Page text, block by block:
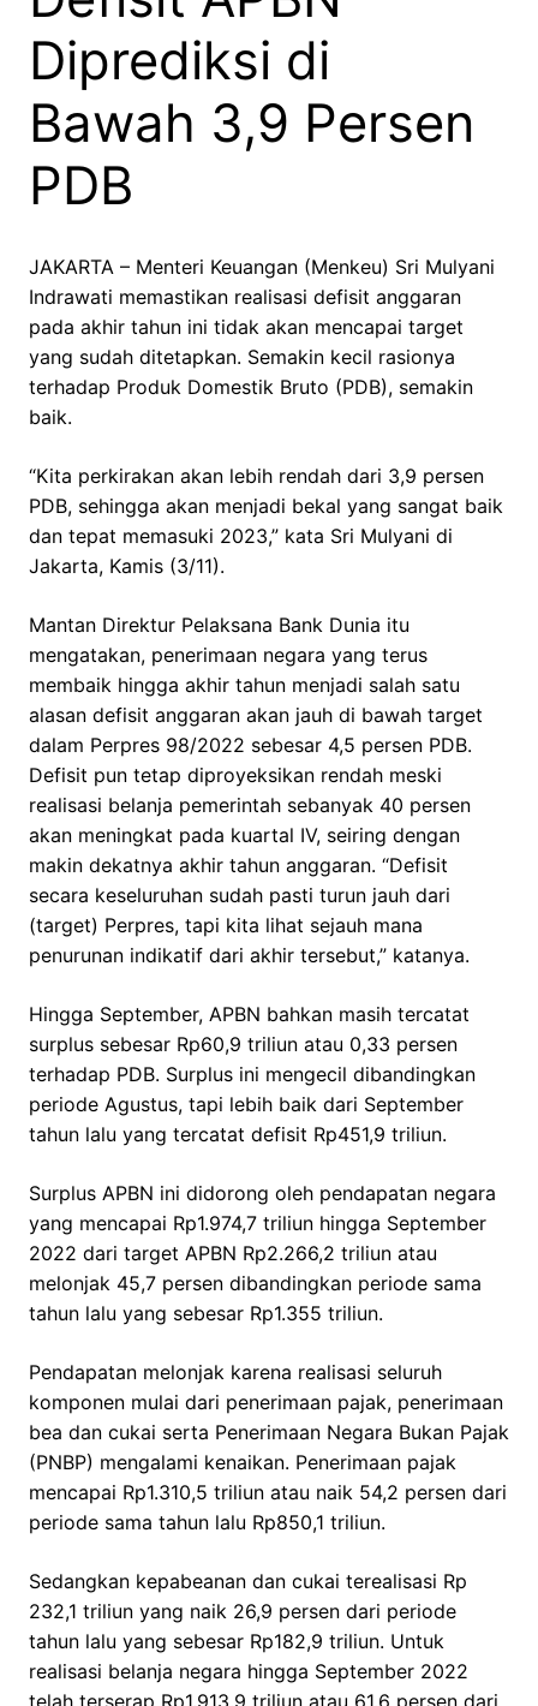
Diprediksi di
Bawah 3,9 Persen
PDB
JAKARTA – Menteri Keuangan (Menkeu) Sri Mulyani
Indrawati memastikan realisasi defisit anggaran
pada akhir tahun ini tidak akan mencapai target
yang sudah ditetapkan. Semakin kecil rasionya
terhadap Produk Domestik Bruto (PDB), semakin
baik.
“Kita perkirakan akan lebih rendah dari 3,9 persen
PDB, sehingga akan menjadi bekal yang sangat baik
dan tepat memasuki 2023,” kata Sri Mulyani di
Jakarta, Kamis (3/11).
Mantan Direktur Pelaksana Bank Dunia itu
mengatakan, penerimaan negara yang terus
membaik hingga akhir tahun menjadi salah satu
alasan defisit anggaran akan jauh di bawah target
dalam Perpres 98/2022 sebesar 4,5 persen PDB.
Defisit pun tetap diproyeksikan rendah meski
realisasi belanja pemerintah sebanyak 40 persen
akan meningkat pada kuartal IV, seiring dengan
makin dekatnya akhir tahun anggaran. “Defisit
secara keseluruhan sudah pasti turun jauh dari
(target) Perpres, tapi kita lihat sejauh mana
penurunan indikatif dari akhir tersebut,” katanya.
Hingga September, APBN bahkan masih tercatat
surplus sebesar Rp60,9 triliun atau 0,33 persen
terhadap PDB. Surplus ini mengecil dibandingkan
periode Agustus, tapi lebih baik dari September
tahun lalu yang tercatat defisit Rp451,9 triliun.
Surplus APBN ini didorong oleh pendapatan negara
yang mencapai Rp1.974,7 triliun hingga September
2022 dari target APBN Rp2.266,2 triliun atau
melonjak 45,7 persen dibandingkan periode sama
tahun lalu yang sebesar Rp1.355 triliun.
Pendapatan melonjak karena realisasi seluruh
komponen mulai dari penerimaan pajak, penerimaan
bea dan cukai serta Penerimaan Negara Bukan Pajak
(PNBP) mengalami kenaikan. Penerimaan pajak
mencapai Rp1.310,5 triliun atau naik 54,2 persen dari
periode sama tahun lalu Rp850,1 triliun.
Sedangkan kepabeanan dan cukai terealisasi Rp
232,1 triliun yang naik 26,9 persen dari periode
tahun lalu yang sebesar Rp182,9 triliun. Untuk
realisasi belanja negara hingga September 2022
telah terserap Rp1.913,9 triliun atau 61,6 persen dari